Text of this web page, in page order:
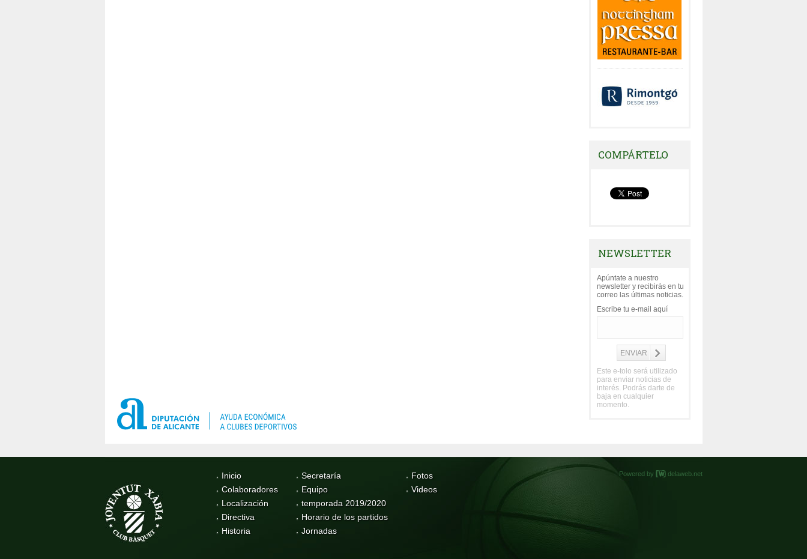
COMPÁRTELO
NEWSLETTER
Apúntate a nuestro
newsletter y recibirás en tu
correo las últimas noticias.
Escribe tu e-mail aquí
Este e-tolo será utilizado
para enviar noticias de
interés. Podrás darte de
baja en cualquier
momento.
Inicio
Colaboradores
Localización
Directiva
Historia
Secretaría
Equipo
temporada 2019/2020
Horario de los partidos
Jornadas
Fotos
Videos
Powered by delaweb.net